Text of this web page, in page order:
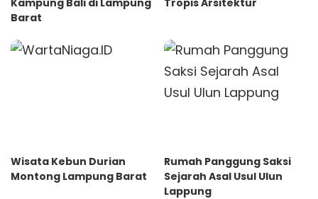
Kampung Bali di Lampung
Barat
Tropis Arsitektur
Wisata Kebun Durian
Montong Lampung Barat
Rumah Panggung Saksi
Sejarah Asal Usul Ulun
Lappung